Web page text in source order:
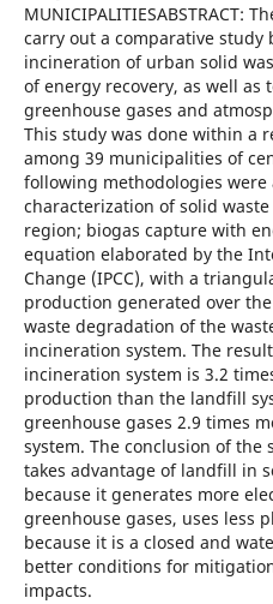
MUNICIPALITIESABSTRACT:
carry out a comparative
incineration of urban solid
of energy recovery, as well as
greenhouse gases and
This study was done within a
among 39 municipalities of
following methodologies
characterization of solid
region; biogas capture with
equation elaborated by the
Change (IPCC), with a
production generated over
waste degradation of the
incineration system. The
incineration system is 3.2
production than the landfill
greenhouse gases 2.9 times
system. The conclusion of
takes advantage of landfill in
because it generates more
greenhouse gases, uses less
because it is a closed and
better conditions for
impacts.